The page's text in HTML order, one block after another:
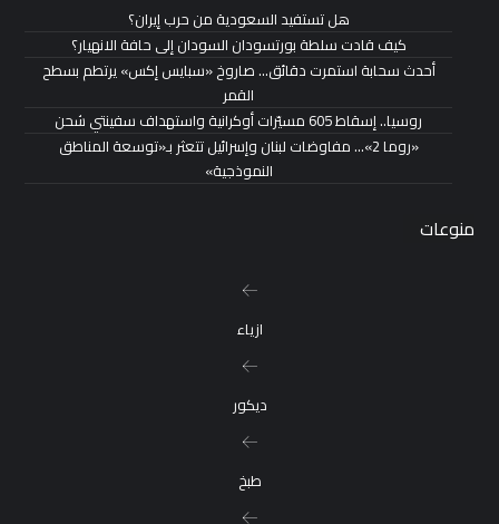
هل تستفيد السعودية من حرب إيران؟
كيف قادت سلطة بورتسودان السودان إلى حافة الانهيار؟
أحدث سحابة استمرت دقائق… صاروخ «سبايس إكس» يرتطم بسطح
القمر
روسيا.. إسقاط 605 مسيّرات أوكرانية واستهداف سفينتي شحن
«روما 2»… مفاوضات لبنان وإسرائيل تتعثر بـ«توسعة المناطق
النموذجية»
منوعات
ازياء
ديكور
طبخ